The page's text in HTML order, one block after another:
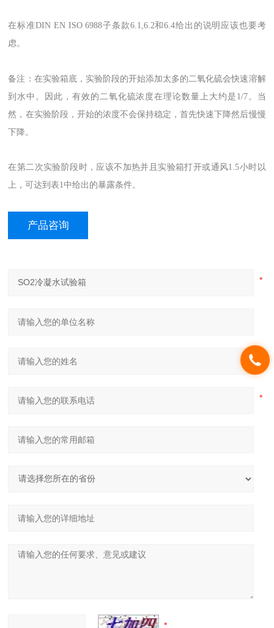
在标准DIN EN ISO 6988子条款6.1,6.2和6.4给出的说明应该也要考
虑。
备注：在实验箱底，实验阶段的开始添加太多的二氧化硫会快速溶解
到水中。因此，有效的二氧化硫浓度在理论数量上大约是1/7。当
然，在实验阶段，开始的浓度不会保持稳定，首先快速下降然后慢慢
下降。
在第二次实验阶段时，应该不加热并且实验箱打开或通风1.5小时以
上，可达到表1中给出的暴露条件。
产品咨询